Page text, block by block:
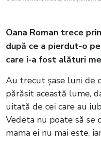
Oana Roman trece
după ce a pierdut-o
care i-a fost alături
Au trecut șase luni de
părăsit această lume,
uitată de cei care au
Vedeta nu poate să se
mama ei nu mai este,